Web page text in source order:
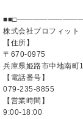
株式会社プロフィット
【住所】
〒670-0975
兵庫県姫路市中地南町
【電話番号】
079-235-8855
【営業時間】
9:00-18:00